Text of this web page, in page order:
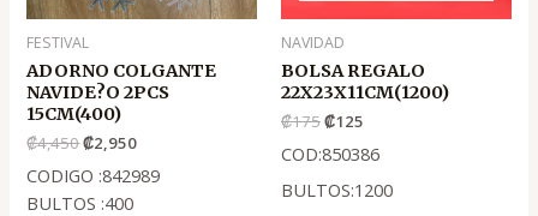
FESTIVAL
ADORNO COLGANTE
NAVIDE?O 2PCS
15CM(400)
₡4,450₡2,950
CODIGO :842989
BULTOS :400
NAVIDAD
BOLSA REGALO
22X23X11CM(1200)
₡175₡125
COD:850386
BULTOS:1200